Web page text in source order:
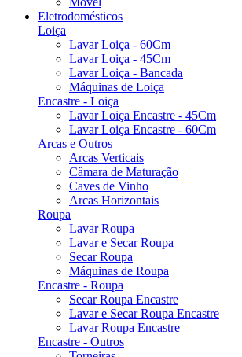
Eletrodomésticos
Loiça
Lavar Loiça - 60Cm
Lavar Loiça - 45Cm
Lavar Loiça - Bancada
Máquinas de Loiça
Encastre - Loiça
Lavar Loiça Encastre - 45Cm
Lavar Loiça Encastre - 60Cm
Arcas e Outros
Arcas Verticais
Câmara de Maturação
Caves de Vinho
Arcas Horizontais
Roupa
Lavar Roupa
Lavar e Secar Roupa
Secar Roupa
Máquinas de Roupa
Encastre - Roupa
Secar Roupa Encastre
Lavar e Secar Roupa Encastre
Lavar Roupa Encastre
Encastre - Outros